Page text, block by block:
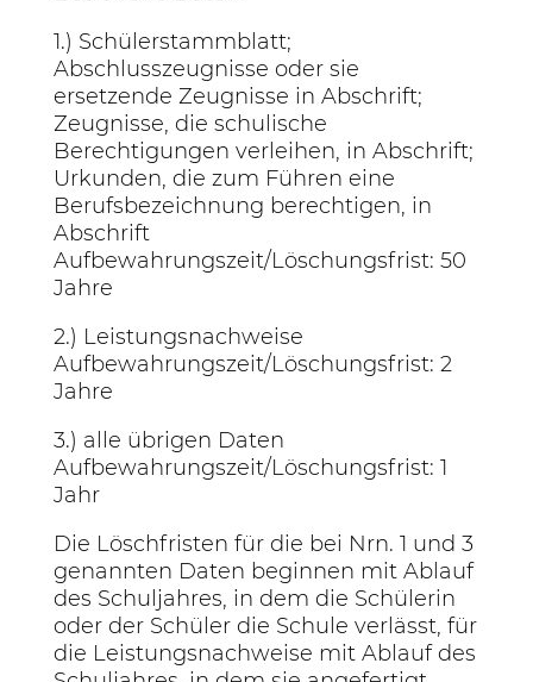
1.) Schülerstammblatt;
Abschlusszeugnisse oder sie
ersetzende Zeugnisse in Abschrift;
Zeugnisse, die schulische
Berechtigungen verleihen, in Abschrift;
Urkunden, die zum Führen eine
Berufsbezeichnung berechtigen, in
Abschrift
Aufbewahrungszeit/Löschungsfrist: 50
Jahre
2.) Leistungsnachweise
Aufbewahrungszeit/Löschungsfrist: 2
Jahre
3.) alle übrigen Daten
Aufbewahrungszeit/Löschungsfrist: 1
Jahr
Die Löschfristen für die bei Nrn. 1 und 3
genannten Daten beginnen mit Ablauf
des Schuljahres, in dem die Schülerin
oder der Schüler die Schule verlässt, für
die Leistungsnachweise mit Ablauf des